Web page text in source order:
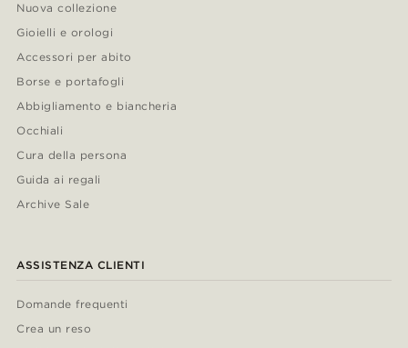
Nuova collezione
Gioielli e orologi
Accessori per abito
Borse e portafogli
Abbigliamento e biancheria
Occhiali
Cura della persona
Guida ai regali
Archive Sale
ASSISTENZA CLIENTI
Domande frequenti
Crea un reso